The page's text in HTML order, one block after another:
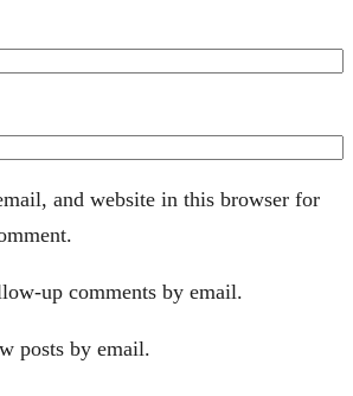
and website in this browser for
up comments by email.
posts by email.